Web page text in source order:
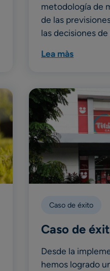
metodología de
de las
las decisiones
Lea màs
Caso de éxito
Caso de
Desde la
hemos logrado